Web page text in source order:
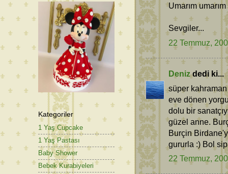
Umarım
Sevgiler...
22 Temmuz,
Denizdedi ki...
süper kahraman
eve dönen
dolu bir
güzel anne.
Burçin
gururla :) Bol
22 Temmuz,
Kategoriler
1 Yaş Cupcake
1 Yaş Pastası
Baby Shower
Bebek Kurabiyeleri